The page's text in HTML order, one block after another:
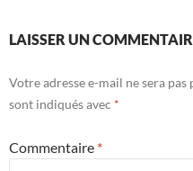
LAISSER UN
Votre adresse e-mail ne sera pas
sont indiqués avec *
Commentaire *